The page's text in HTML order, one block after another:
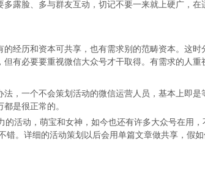
露脸、多与群友互动，切记不要一来就上硬广，
历和资本可共享，也有需求别的范畴资本。这时
有必要要重视微信大众号才干取得。有需求的人重
一个不会策划活动的微信运营人员，基本上即是
是很正常的。
活动，萌宝和女神，如今也还有许多大众号在用，
错。详细的活动策划以后会用单篇文章做共享，假